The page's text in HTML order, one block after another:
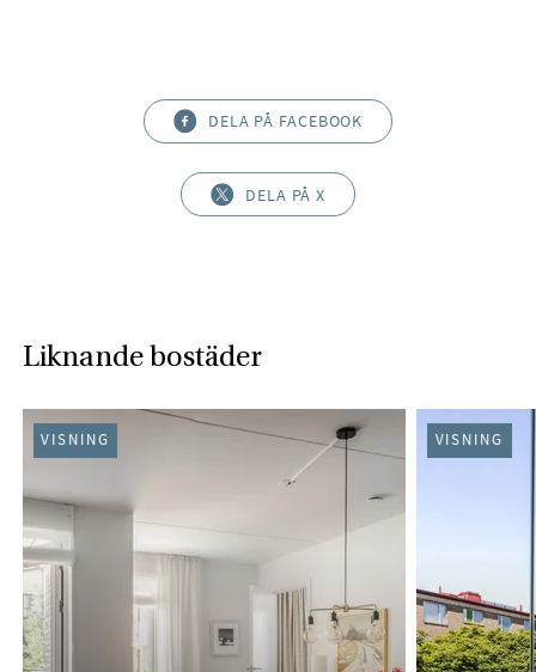
DELA PÅ FACEBOOK
DELA PÅ X
Liknande bostäder
VISNING VISNING